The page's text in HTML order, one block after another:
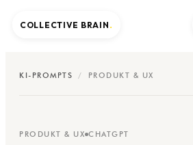
KI-PROMPTS / PRODUKT & UX
PRODUKT & UX CHATGPT
COLLECTIVE BRAIN .